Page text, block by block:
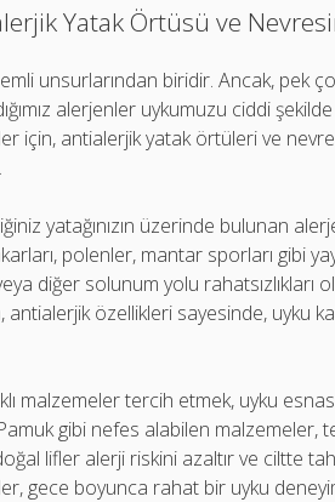
Yatak Örtüsü ve
unsurlarından biridir. Ancak, pek
alerjenler uykumuzu ciddi
için, antialerjik yatak örtüleri ve
yatağınızın üzerinde bulunan
polenler, mantar sporları gibi
diğer solunum yolu rahatsızlıkları
antialerjik özellikleri sayesinde, uyku
malzemeler tercih etmek, uyku
gibi nefes alabilen malzemeler,
lifler alerji riskini azaltır ve ciltte
gece boyunca rahat bir uyku